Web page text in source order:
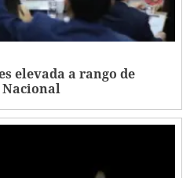
elevada a rango de
Nacional